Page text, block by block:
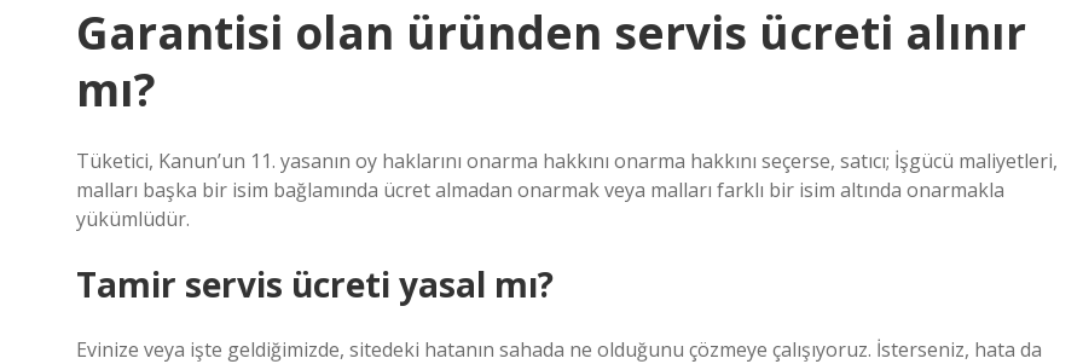
Garantisi olan üründen servis ücreti alınır
mı?
Tüketici, Kanun’un 11. yasanın oy haklarını onarma hakkını onarma hakkını seçerse, satıcı; İşgücü maliyetleri,
malları başka bir isim bağlamında ücret almadan onarmak veya malları farklı bir isim altında onarmakla
yükümlüdür.
Tamir servis ücreti yasal mı?
Evinize veya işte geldiğimizde, sitedeki hatanın sahada ne olduğunu çözmeye çalışıyoruz. İsterseniz, hata da